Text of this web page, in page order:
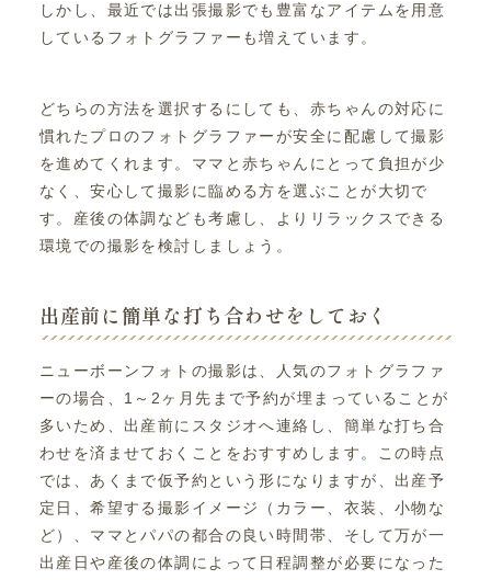
しかし、最近では出張撮影でも豊富なアイテムを用意
しているフォトグラファーも増えています。
どちらの方法を選択するにしても、赤ちゃんの対応に
慣れたプロのフォトグラファーが安全に配慮して撮影
を進めてくれます。ママと赤ちゃんにとって負担が少
なく、安心して撮影に臨める方を選ぶことが大切で
す。産後の体調なども考慮し、よりリラックスできる
環境での撮影を検討しましょう。
出産前に簡単な打ち合わせをしておく
ニューボーンフォトの撮影は、人気のフォトグラファ
ーの場合、1～2ヶ月先まで予約が埋まっていることが
多いため、出産前にスタジオへ連絡し、簡単な打ち合
わせを済ませておくことをおすすめします。この時点
では、あくまで仮予約という形になりますが、出産予
定日、希望する撮影イメージ（カラー、衣装、小物な
ど）、ママとパパの都合の良い時間帯、そして万が一
出産日や産後の体調によって日程調整が必要になった